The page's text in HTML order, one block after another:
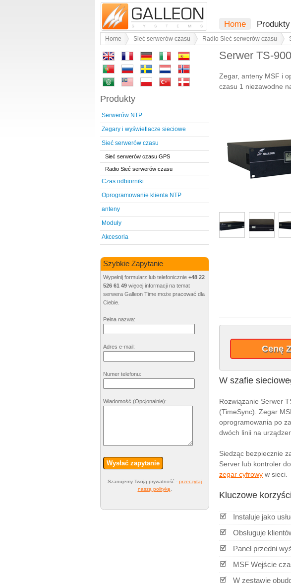
Home Produkty
Home Sieć serwerów czasu Radio Sieć serwerów czasu
Serwer TS-
Zegar, anteny MSF i
czasu 1 niezawodne
Cenę
W szafie
Rozwiązanie Serwer
(TimeSync). Zegar
oprogramowania po
dwóch linii na
Siedząc bezpiecznie
Server lub kontroler
zegar cyfrowy w sieci.
Kluczowe korzyści
Instaluje jako
Obsługuje
Panel przedni
MSF Wejście
W zestawie
Produkty
Serwerów NTP
Zegary i wyświetlacze sieciowe
Sieć serwerów czasu
Sieć serwerów czasu GPS
Radio Sieć serwerów czasu
Czas odbiorniki
Oprogramowanie klienta NTP
anteny
Moduły
Akcesoria
Szybkie Zapytanie
Wypełnij formularz lub telefonicznie +48 22
526 61 49 więcej informacji na temat
serwera Galleon Time może pracować dla
Ciebie.
Pełna nazwa:
Adres e-mail:
Numer telefonu:
Wiadomość (Opcjonalnie):
Wysłać zapytanie
Szanujemy Twoją prywatność - przeczytaj
naszą politykę